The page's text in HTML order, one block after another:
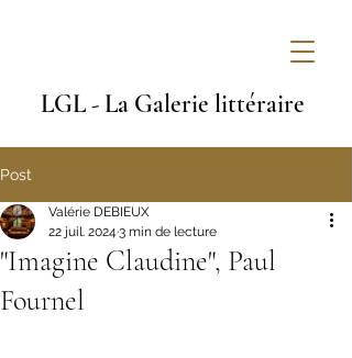
LGL - La Galerie littéraire
Post
"Imagine Claudine", Paul
Fournel
Valérie DEBIEUX
22 juil. 2024 3 min de lecture